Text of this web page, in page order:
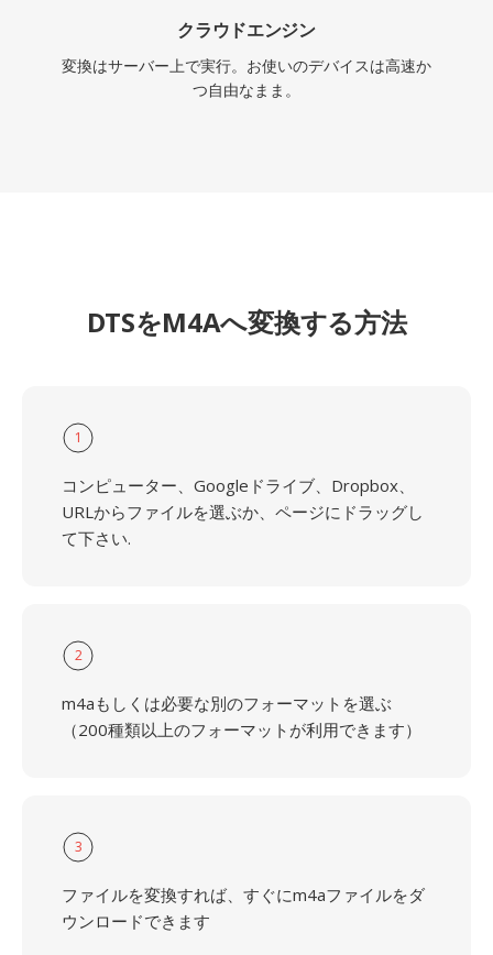
クラウドエンジン
変換はサーバー上で実行。お使いのデバイスは高速か
つ自由なまま。
DTSをM4Aへ変換する方法
1
コンピューター、Googleドライブ、Dropbox、
URLからファイルを選ぶか、ページにドラッグし
て下さい.
2
m4aもしくは必要な別のフォーマットを選ぶ
（200種類以上のフォーマットが利用できます）
3
ファイルを変換すれば、すぐにm4aファイルをダ
ウンロードできます